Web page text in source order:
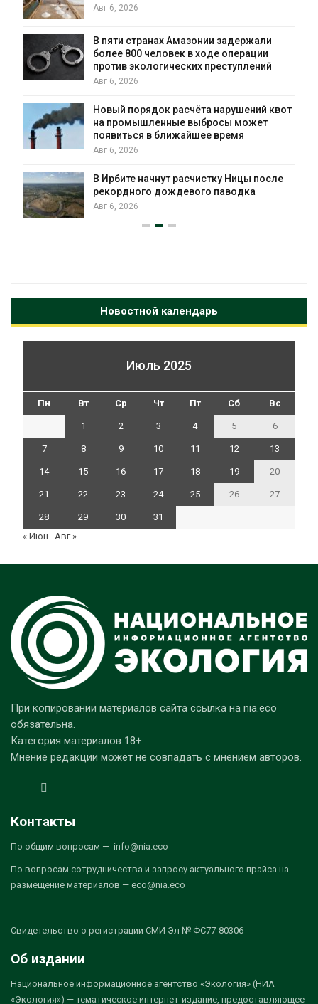
Авг 6, 2026
В пяти странах Амазонии задержали
более 800 человек в ходе операции
против экологических преступлений
Авг 6, 2026
Новый порядок расчёта нарушений квот
на промышленные выбросы может
появиться в ближайшее время
Авг 6, 2026
В Ирбите начнут расчистку Ницы после
рекордного дождевого паводка
Авг 6, 2026
Новостной календарь
Июль 2025
Пн Вт Ср Чт Пт Сб Вс
1 2 3 4 5 6
7 8 9 10 11 12 13
14 15 16 17 18 19 20
21 22 23 24 25 26 27
28 29 30
31
« Июн
Авг »
При копировании материалов сайта ссылка на nia.eco
обязательна.
Категория материалов 18+
Мнение редакции может не совпадать с мнением авторов.
Контакты
По общим вопросам — info@nia.eco
По вопросам сотрудничества и запросу актуального прайса на
размещение материалов — eco@nia.eco
Свидетельство о регистрации СМИ Эл № ФС77-80306
Об издании
Национальное информационное агентство «Экология» (НИА
«Экология») — тематическое интернет-издание, предоставляющее